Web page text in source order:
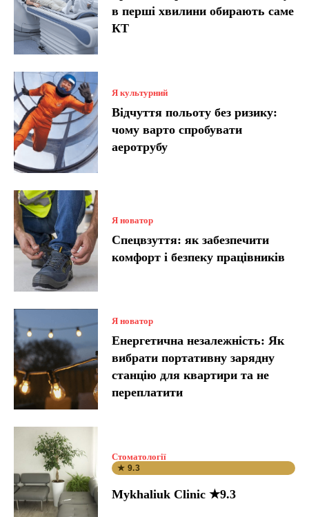
в перші хвилини обирають саме
КТ
Я культурний
Відчуття польоту без ризику:
чому варто спробувати
аеротрубу
Я новатор
Спецвзуття: як забезпечити
комфорт і безпеку працівників
Я новатор
Енергетична незалежність: Як
вибрати портативну зарядну
станцію для квартири та не
переплатити
Стоматології
★ 9.3
Mykhaliuk Clinic ★9.3